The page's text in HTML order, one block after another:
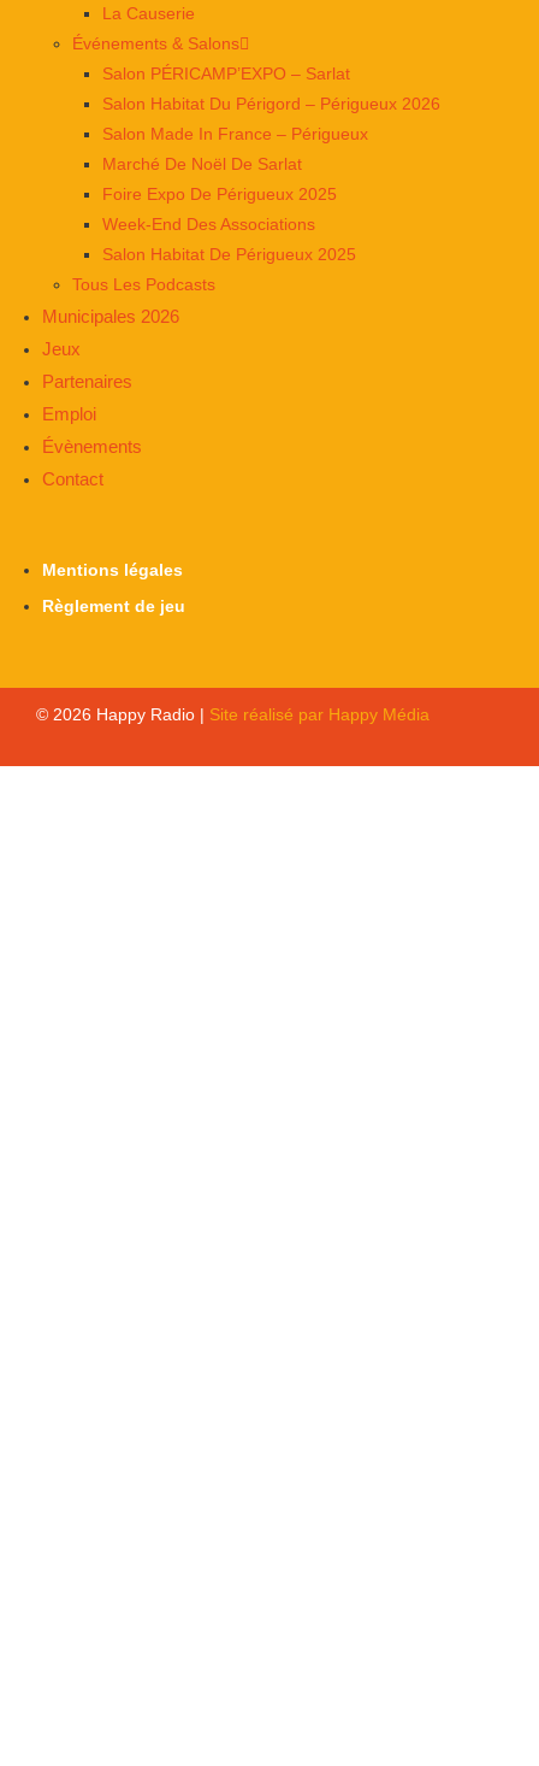
La Causerie
Événements & Salons
Salon PÉRICAMP’EXPO – Sarlat
Salon Habitat Du Périgord – Périgueux 2026
Salon Made In France – Périgueux
Marché De Noël De Sarlat
Foire Expo De Périgueux 2025
Week-End Des Associations
Salon Habitat De Périgueux 2025
Tous Les Podcasts
Municipales 2026
Jeux
Partenaires
Emploi
Évènements
Contact
Mentions légales
Règlement de jeu
© 2026 Happy Radio | Site réalisé par Happy Média